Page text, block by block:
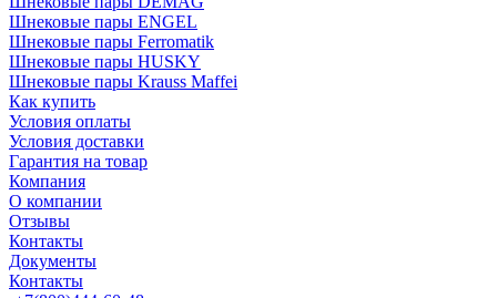
Шнековые пары ENGEL
Шнековые пары Ferromatik
Шнековые пары HUSKY
Шнековые пары Krauss Maffei
Как купить
Условия оплаты
Условия доставки
Гарантия на товар
Компания
О компании
Отзывы
Контакты
Документы
Контакты